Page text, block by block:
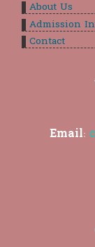
Email:
About Us
Admission
Contact